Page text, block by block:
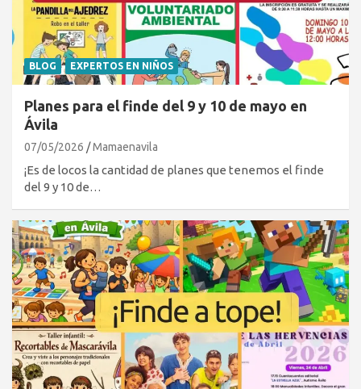
BLOG EXPERTOS EN NIÑOS
Planes para el finde del 9 y 10 de mayo en
Ávila
07/05/2026 Mamaenavila
¡Es de locos la cantidad de planes que tenemos el finde
del 9 y 10 de…